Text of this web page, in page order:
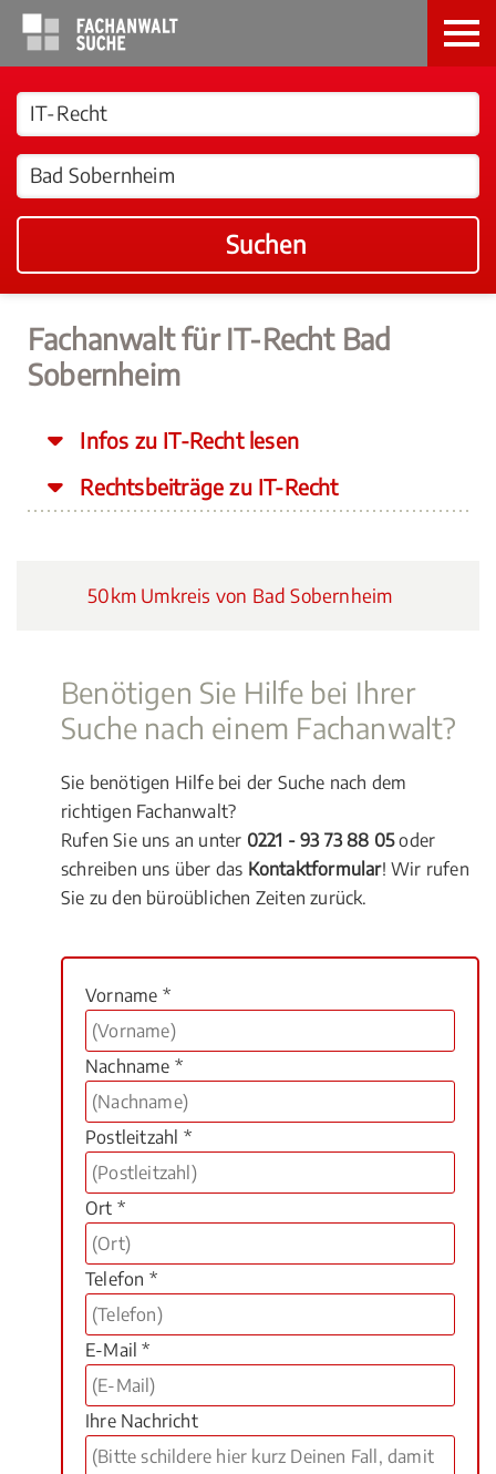
Suchen
Fachanwalt für IT-Recht Bad
Sobernheim
Infos zu IT-Recht lesen
Rechtsbeiträge zu IT-Recht
50km Umkreis von Bad Sobernheim
Benötigen Sie Hilfe bei Ihrer
Suche nach einem Fachanwalt?
Sie benötigen Hilfe bei der Suche nach dem
richtigen Fachanwalt?
Rufen Sie uns an unter 0221 - 93 73 88 05oder
schreiben uns über das Kontaktformular! Wir rufen
Sie zu den büroüblichen Zeiten zurück.
Vorname *
Nachname *
Postleitzahl *
Ort *
Telefon *
E-Mail *
Ihre Nachricht